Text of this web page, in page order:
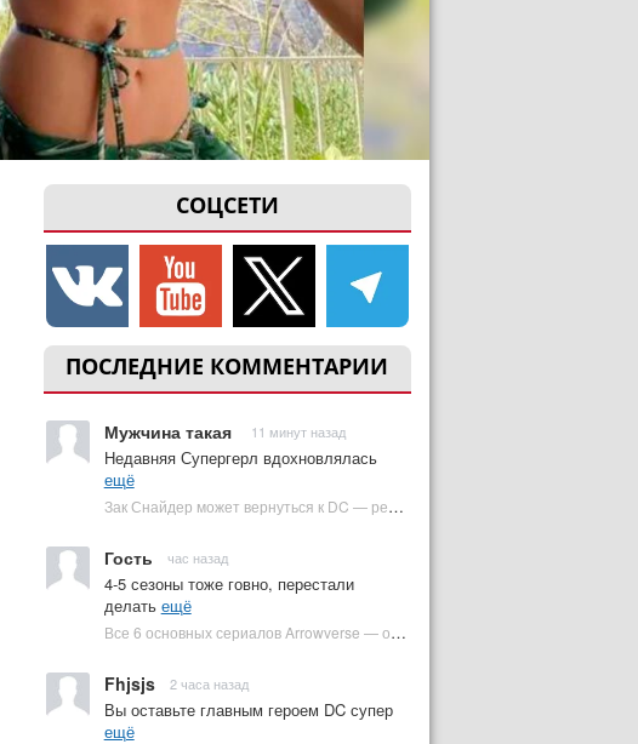
СОЦСЕТИ
ПОСЛЕДНИЕ КОММЕНТАРИИ
Мужчина такая 11 минут назад
Недавняя Супергерл вдохновлялась
ещё
Зак Снайдер может вернуться к DC — режиссер общался с Warner Bros. (фото) | Plugged In Ru
Гость час назад
4-5 сезоны тоже говно, перестали
делать ещё
Все 6 основных сериалов Arrowverse — от худшего к лучшему | Plugged In Ru
Fhjsjs 2 часа назад
Вы оставьте главным героем DC супер
ещё